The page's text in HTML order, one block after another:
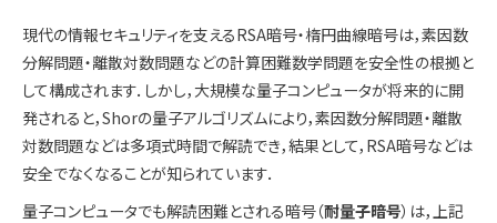
現代の情報セキュリティを支えるRSA暗号・楕円曲線暗号は，素因数
分解問題・離散対数問題などの計算困難数学問題を安全性の根拠と
して構成されます．しかし，大規模な量子コンピュータが将来的に開
発されると，Shorの量子アルゴリズムにより，素因数分解問題・離散
対数問題などは多項式時間で解読でき，結果として，RSA暗号などは
安全でなくなることが知られています．
量子コンピュータでも解読困難とされる暗号（耐量子暗号）は，上記